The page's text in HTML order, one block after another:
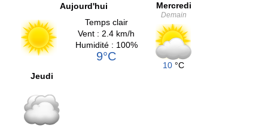
Aujourd'hui
Temps clair
Vent : 2.4 km/h
Humidité : 100%
9°C
Mercredi
Demain
10 °C
Jeudi